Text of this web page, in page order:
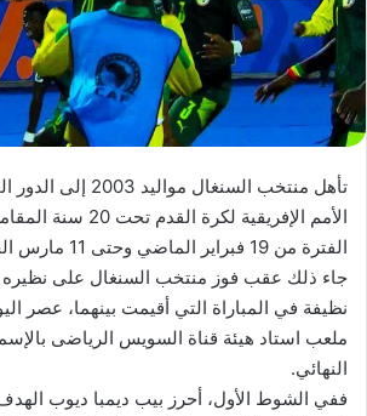
تأهل منتخب السنغال
الأمم الإفريقية لكرة
الفترة من 19 فبراير الماضي وحتى 11 مارس الجاري.
جاء ذلك عقب فوز منتخب السنغال على نظيره
نظيفة في المباراة التي أقيمت بينهما، عصر
ملعب استاد هيئة قناة السويس الرياضى
النهائي.
ففي الشوط الأول، أحرز بيب ديمبا ديوب